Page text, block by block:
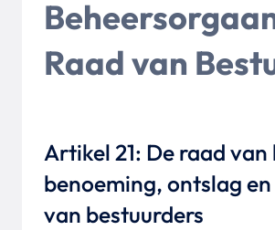
Raad van
Artikel 21: De raad van
benoeming, ontslag
van bestuurders